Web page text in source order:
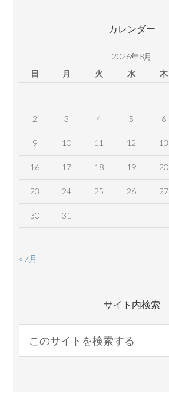
カレンダー
2026年8月
日
月 火 水 木
2 3 4 5 6
9 10 11 12 13
16 17 18 19 20
23 24 25 26 27
30 31
« 7月
サイト内検索